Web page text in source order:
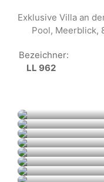
Exklusive Villa an
Pool, Meerblick,
Bezeichner:
LL 962